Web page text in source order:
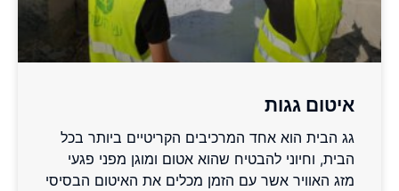
איטום גגות
גג הבית הוא אחד המרכיבים הקריטיים ביותר בכל
הבית, וחיוני להבטיח שהוא אטום ומוגן מפני פגעי
מזג האוויר אשר עם הזמן מכלים את האיטום הבסיסי